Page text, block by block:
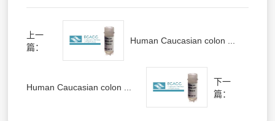
上一
篇：
Human Caucasian colon ...
Human Caucasian colon ...
下一
篇：